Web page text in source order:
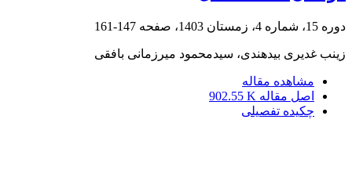
دوره 15، شماره 4، زمستان 1403، صفحه 147-161
زینب غدیری بیدهندی، سیدمحمود میرزمانی بافقی
مشاهده مقاله
اصل مقاله 902.55 K
چکیده تفصیلی